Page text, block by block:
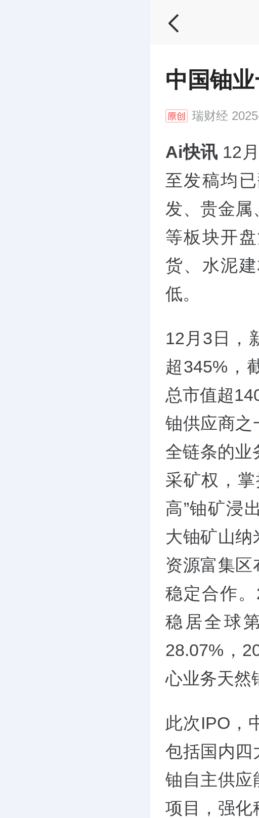
中国铀
瑞财经
Ai快讯 12
至发稿均
发、贵金属
等板块开
货、水泥
低。
12月3日，
超345%，
总市值超
铀供应商之
全链条的业
采矿权，
高”铀矿浸
大铀矿山纳
资源富集区
稳定合作
稳居全球
28.07%，
心业务天然
此次IPO，
包括国内四
铀自主供应
项目，强化